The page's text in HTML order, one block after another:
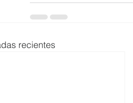
recientes